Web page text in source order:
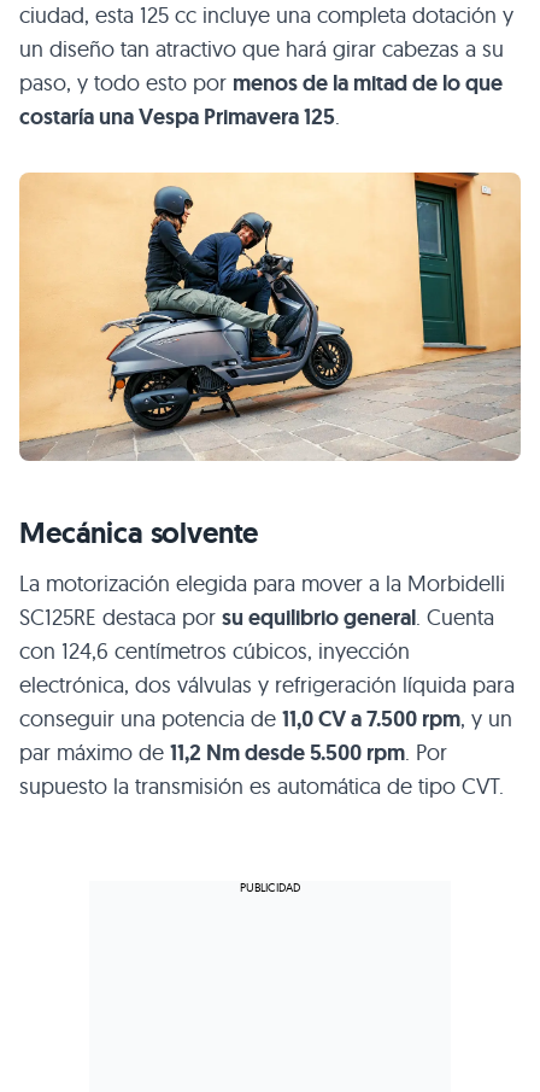
ciudad, esta 125 cc incluye una completa dotación y
un diseño tan atractivo que hará girar cabezas a su
paso, y todo esto por menos de la mitad de lo que
costaría una Vespa Primavera 125.
Mecánica solvente
La motorización elegida para mover a la Morbidelli
SC125RE destaca por su equilibrio general . Cuenta
con 124,6 centímetros cúbicos, inyección
electrónica, dos válvulas y refrigeración líquida para
conseguir una potencia de 11,0 CV a 7.500 rpm, y un
par máximo de 11,2 Nm desde 5.500 rpm . Por
supuesto la transmisión es automática de tipo CVT.